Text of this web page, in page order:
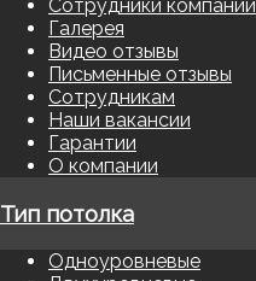
Сотрудники компании
Галерея
Видео отзывы
Письменные отзывы
Сотрудникам
Наши вакансии
Гарантии
О компании
Тип потолка
Одноуровневые